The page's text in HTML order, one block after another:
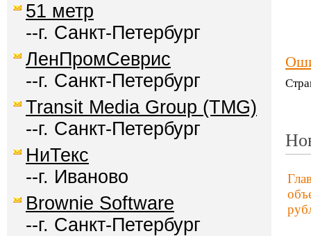
51 метр
--г. Санкт-Петербург
ЛенПромСеврис
--г. Санкт-Петербург
Transit Media Group (TMG)
--г. Санкт-Петербург
НиТекс
--г. Иваново
Brownie Software
--г. Санкт-Петербург